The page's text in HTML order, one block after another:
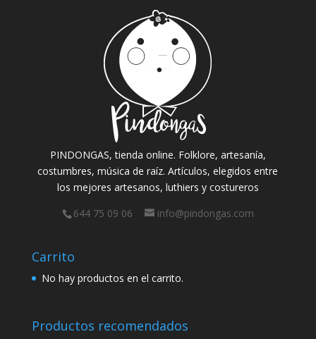
PINDONGAS, tienda online. Folklore, artesanía,
costumbres, música de raíz. Artículos, elegidos entre
los mejores artesanos, luthiers y costureros
644 75 09 06
info@pindongas.com
Carrito
No hay productos en el carrito.
Productos recomendados